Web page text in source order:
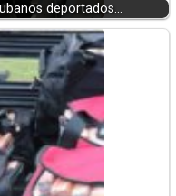
deportados…